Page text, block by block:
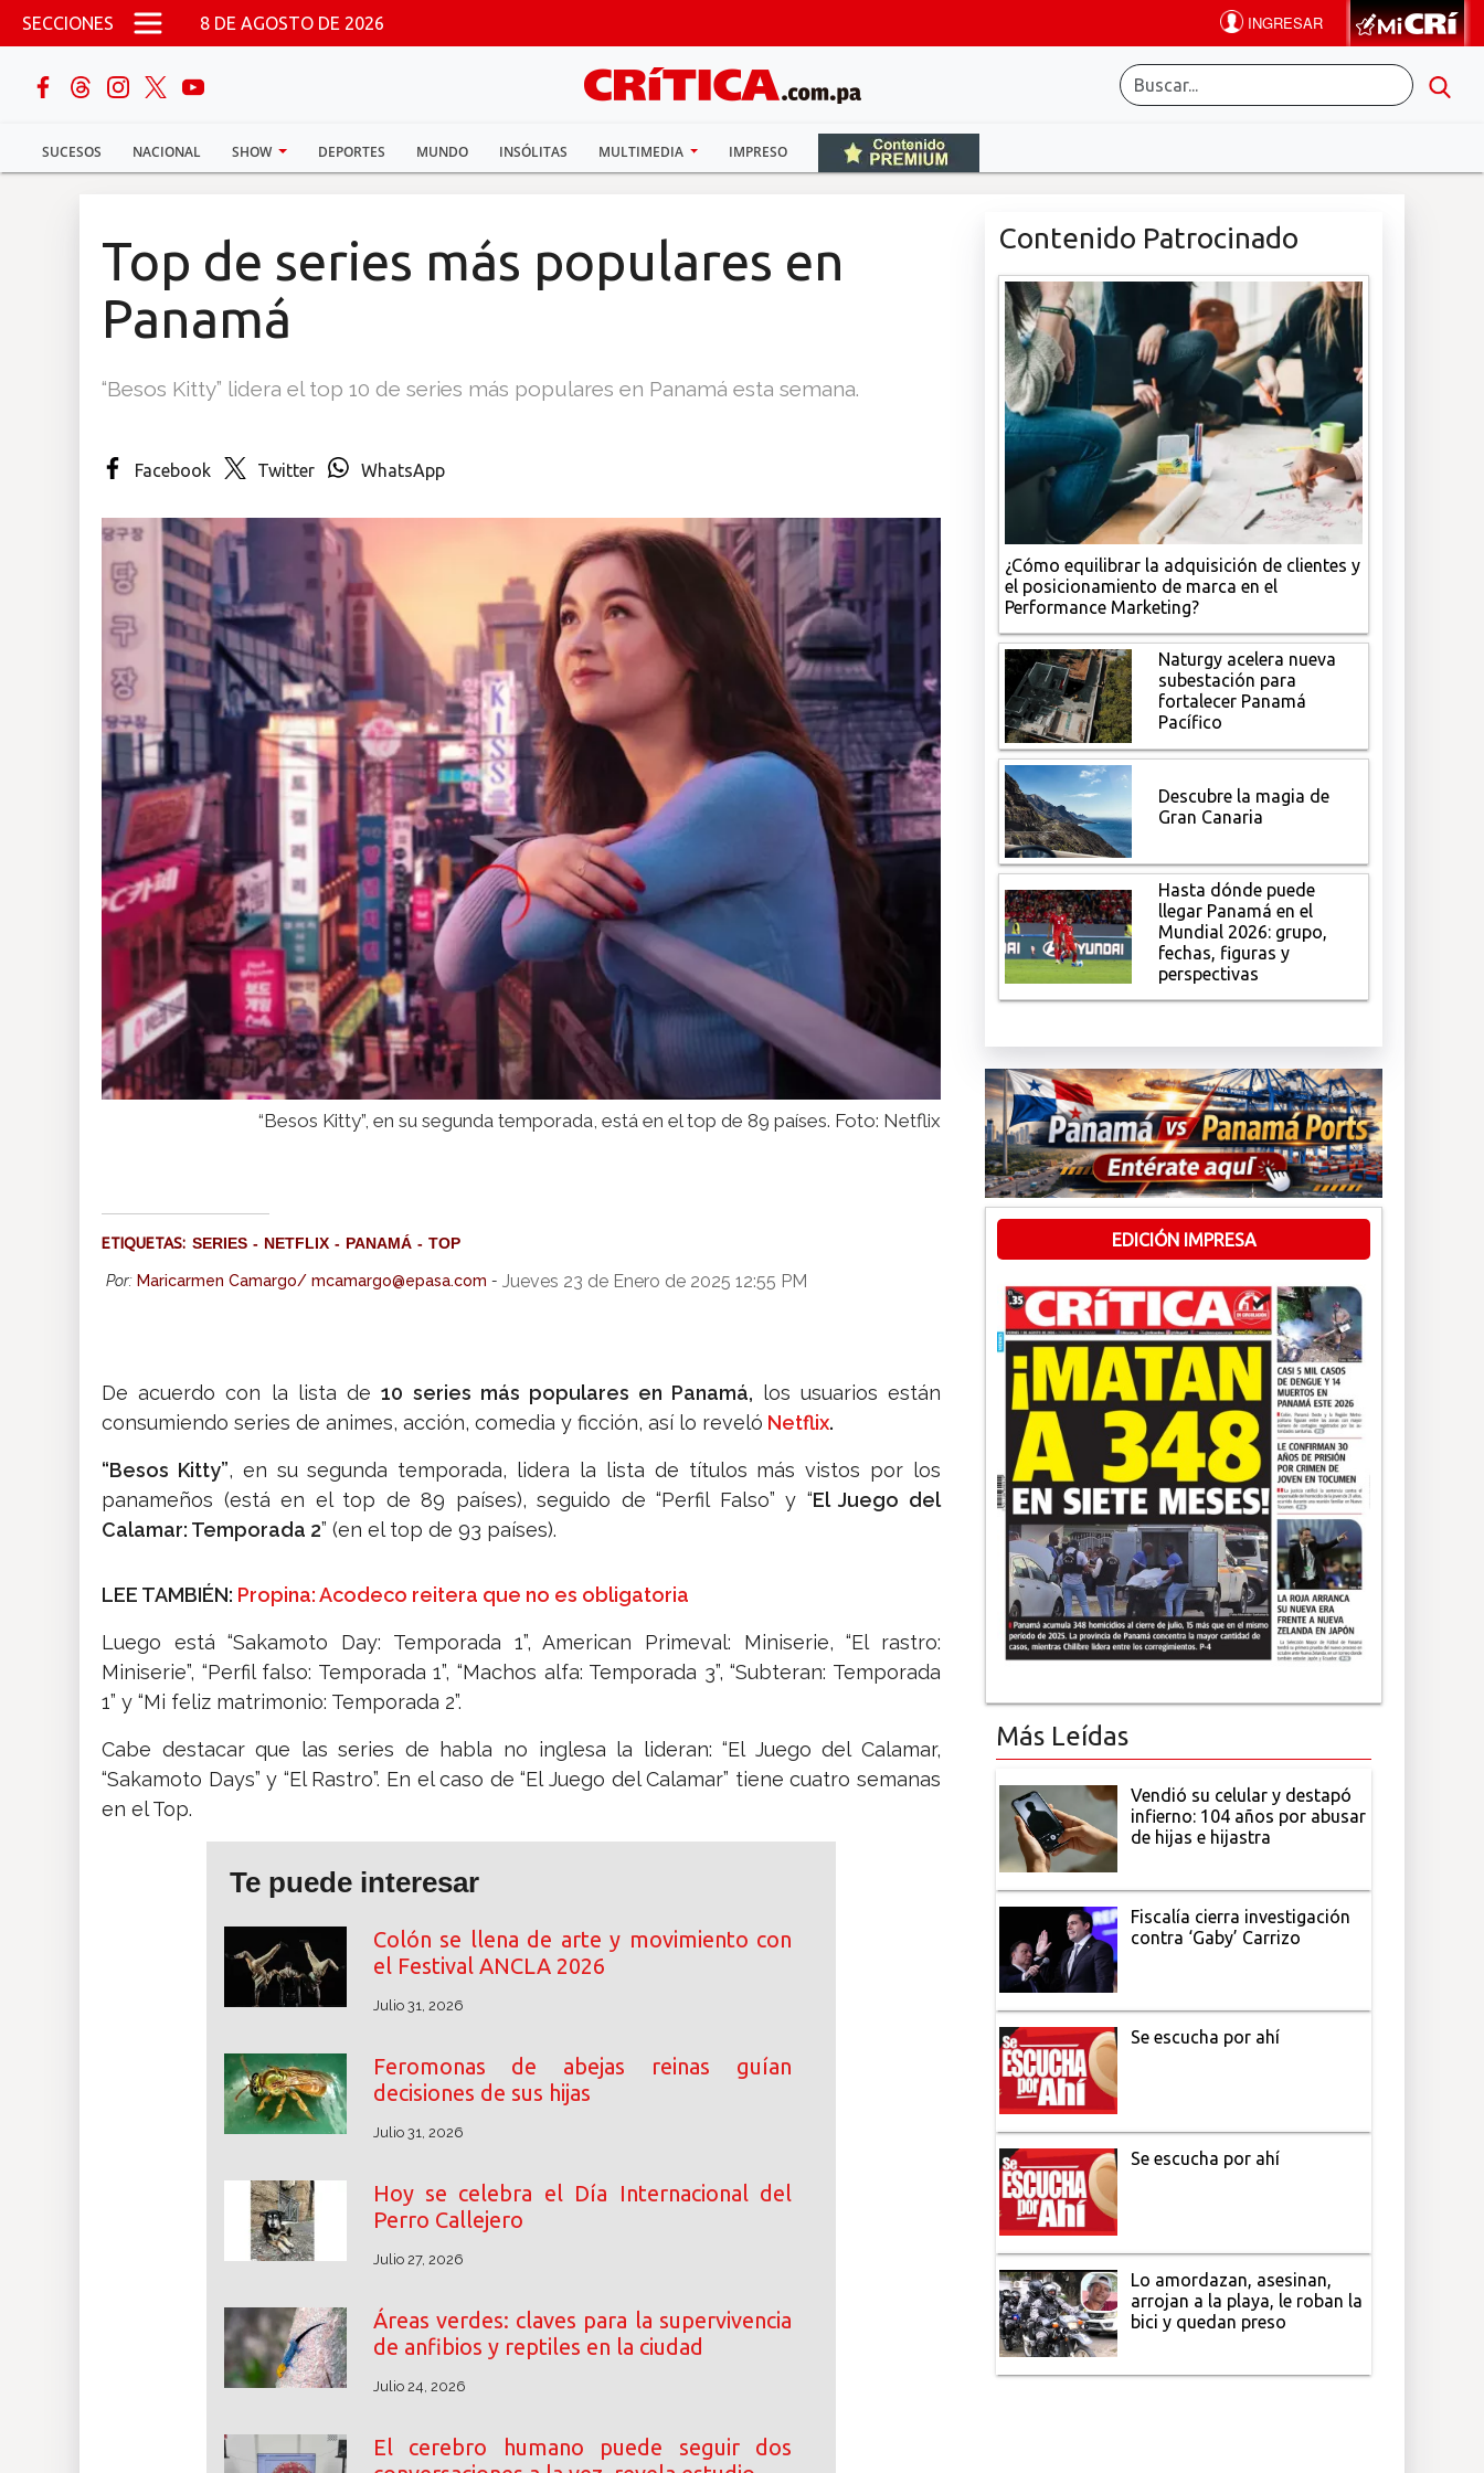
Pasar al contenido principal
SECCIONES 8 DE AGOSTO DE 2026
SUCESOS NACIONAL SHOW DEPORTES MUNDO INSÓLITAS MULTIMEDIA IMPRESO
buscar
Sucesos
Top de series más populares en
Panamá
“Besos Kitty” lidera el top 10 de series más populares en Panamá esta semana.
Facebook Twitter WhatsApp
“Besos Kitty”, en su segunda temporada, está en el top de 89 países. Foto: Netflix
ETIQUETAS: SERIES NETFLIX PANAMÁ TOP
Por: Maricarmen Camargo/ mcamargo@epasa.com - Jueves 23 de Enero de 2025 12:55 PM
De acuerdo con la lista de10 series más populares en Panamá, los usuarios están
consumiendo series de animes, acción, comedia y ficción, así lo reveló Netflix.
“Besos Kitty”, en su segunda temporada, lidera la lista de títulos más vistos por los
panameños (está en el top de 89 países), seguido de “Perfil Falso” y “El Juego del
Calamar: Temporada 2” (en el top de 93 países).
LEE TAMBIÉN: Propina: Acodeco reitera que no es obligatoria
Luego está “Sakamoto Day: Temporada 1”, American Primeval: Miniserie, “El rastro:
Miniserie”, “Perfil falso: Temporada 1”, “Machos alfa: Temporada 3”, “Subteran: Temporada
1” y “Mi feliz matrimonio: Temporada 2”.
Cabe destacar que las series de habla no inglesa la lideran: “El Juego del Calamar,
“Sakamoto Days” y “El Rastro”. En el caso de “El Juego del Calamar” tiene cuatro semanas
en el Top.
Te puede interesar
Colón se llena de arte y movimiento con
el Festival ANCLA 2026
Julio 31, 2026
Feromonas de abejas reinas guían
decisiones de sus hijas
Julio 31, 2026
Hoy se celebra el Día Internacional del
Perro Callejero
Julio 27, 2026
Áreas verdes: claves para la supervivencia
de anfibios y reptiles en la ciudad
Julio 24, 2026
El cerebro humano puede seguir dos
Contenido Patrocinado
¿Cómo equilibrar la adquisición de clientes y
el posicionamiento de marca en el
Performance Marketing?
Naturgy acelera nueva
subestación para
fortalecer Panamá
Pacífico
Descubre la magia de
Gran Canaria
Hasta dónde puede
llegar Panamá en el
Mundial 2026: grupo,
fechas, figuras y
perspectivas
EDICIÓN IMPRESA
Más Leídas
Vendió su celular y destapó
infierno: 104 años por abusar
de hijas e hijastra
Fiscalía cierra investigación
contra ‘Gaby’ Carrizo
Se escucha por ahí
Se escucha por ahí
Lo amordazan, asesinan,
arrojan a la playa, le roban la
bici y quedan preso